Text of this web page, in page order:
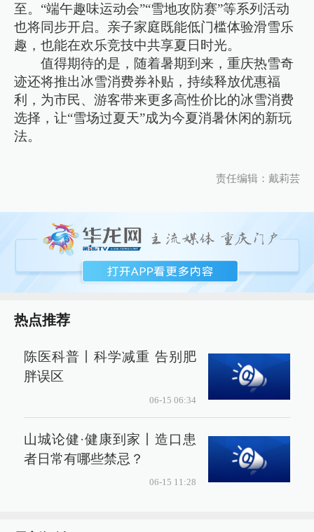
至。“端午趣味运动会”“雪地攻防赛”等系列活动
也将同步开启。亲子家庭既能低门槛体验滑雪乐
趣，也能在欢乐竞技中共享夏日时光。
值得期待的是，随着暑期到来，重庆热雪奇
迹还将推出冰雪消费券补贴，持续释放优惠福
利，为市民、游客带来更多高性价比的冰雪消费
选择，让“雪场过夏天”成为今夏消暑休闲的新玩
法。
责任编辑：戴莉芸
热点推荐
陈医科普丨科学减重 告别肥
胖误区
06-15 06:34
山城论健·健康到家丨造口患
者日常有哪些禁忌？
06-15 11:28